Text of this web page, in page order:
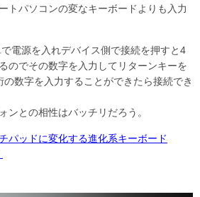
トパソコンの変なキーボードよりも入力
電源を入れデバイス側で接続を押すと4
のでその数字を入力してリターンキーを
数字を入力することができたら接続でき
ンとの相性はバッチリだろう。
パッドに変化する進化系キーボード